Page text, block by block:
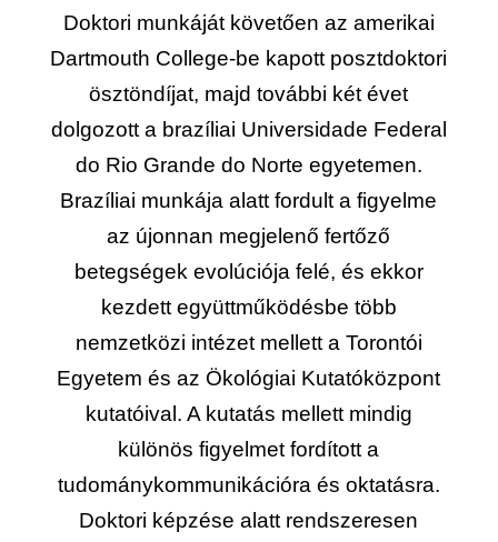
Doktori munkáját követően az amerikai
Dartmouth College-be kapott posztdoktori
ösztöndíjat, majd további két évet
dolgozott a brazíliai Universidade Federal
do Rio Grande do Norte egyetemen.
Brazíliai munkája alatt fordult a figyelme
az újonnan megjelenő fertőző
betegségek evolúciója felé, és ekkor
kezdett együttműködésbe több
nemzetközi intézet mellett a Torontói
Egyetem és az Ökológiai Kutatóközpont
kutatóival. A kutatás mellett mindig
különös figyelmet fordított a
tudománykommunikációra és oktatásra.
Doktori képzése alatt rendszeresen